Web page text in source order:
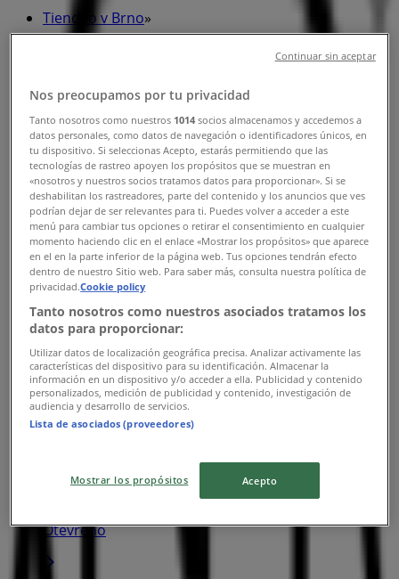
Tiendeo v Brno»
Oblečení, Obuv a Doplňky nabídky Brno
Blazek i Brno»
Blazek obchody v Brno
Blazek
Ve vaňkovce 1, Brno
935 m
Otevřeno
Blazek
Otevřeno
Nos preocupamos por tu privacidad
Tanto nosotros como nuestros 1014 socios almacenamos y accedemos a
datos personales, como datos de navegación o identificadores únicos, en
tu dispositivo. Si seleccionas Acepto, estarás permitiendo que las
tecnologías de rastreo apoyen los propósitos que se muestran en
«nosotros y nuestros socios tratamos datos para proporcionar». Si se
deshabilitan los rastreadores, parte del contenido y los anuncios que ves
podrían dejar de ser relevantes para ti. Puedes volver a acceder a este
menú para cambiar tus opciones o retirar el consentimiento en cualquier
momento haciendo clic en el enlace «Mostrar los propósitos» que aparece
en el en la parte inferior de la página web. Tus opciones tendrán efecto
dentro de nuestro Sitio web. Para saber más, consulta nuestra política de
privacidad.Cookie policy
Tanto nosotros como nuestros asociados tratamos los
datos para proporcionar:
Utilizar datos de localización geográfica precisa. Analizar activamente las
características del dispositivo para su identificación. Almacenar la
información en un dispositivo y/o acceder a ella. Publicidad y contenido
personalizados, medición de publicidad y contenido, investigación de
audiencia y desarrollo de servicios.
Lista de asociados (proveedores)
Mostrar los propósitos Acepto
Continuar sin aceptar